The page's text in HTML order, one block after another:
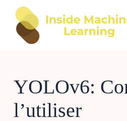
YOLOv6:
l’utiliser